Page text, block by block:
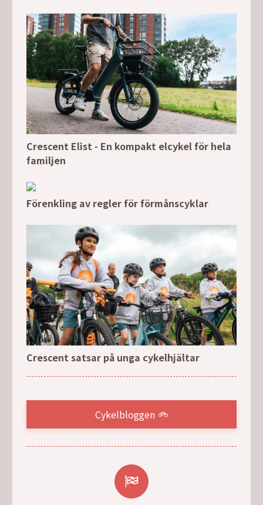
Crescent Elist - En kompakt elcykel för hela
familjen
Förenkling av regler för förmånscyklar
Crescent satsar på unga cykelhjältar
Cykelbloggen